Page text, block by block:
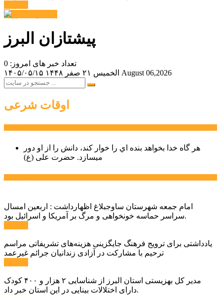
پیشتازان البرز
تعداد خبر های امروز: 0
۱۴۰۵/۰۵/۱۵
الخميس ۲۱ صفر ۱۴۴۸ August 06,2026
اوقات شرعی
هر گاه خدا بخواهد بنده اي را خوار كند، دانش را از او دور
میسازد. حضرت علی (ع)
امام جمعه شهرستان ساوجبلاغ اظهارداشت : اربعین امسال
سراسر حماسه خونخواهی و مرگ بر آمریکا و اسرائیل بود.
یادداشتی برای ترویج فرهنگ جایگزینی هزینه‌های تشریفاتی مراسم
ترحیم با مشارکت در آزادی زندانیان جرائم غیرعمد
مدیر کل بهزیستی استان البرز از شناسایی ۲ هزار و ۴۰۰ کودک
دارای اختلالات بینایی در این استان خبر داد.